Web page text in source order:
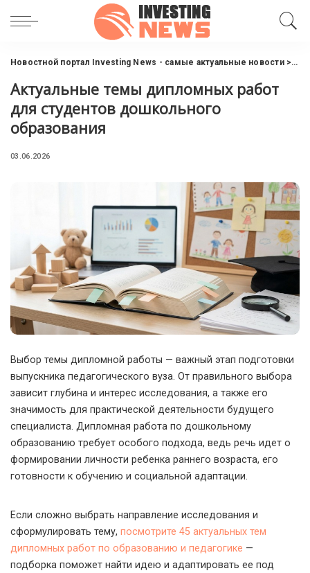
Новостной портал Investing News - самые актуальные новости>
Актуальные темы дипломных работ
для студентов дошкольного
образования
03.06.2026
Выбор темы дипломной работы — важный этап подготовки
выпускника педагогического вуза. От правильного выбора
зависит глубина и интерес исследования, а также его
значимость для практической деятельности будущего
специалиста. Дипломная работа по дошкольному
образованию требует особого подхода, ведь речь идет о
формировании личности ребенка раннего возраста, его
готовности к обучению и социальной адаптации.
Если сложно выбрать направление исследования и
сформулировать тему, посмотрите 45 актуальных тем
дипломных работ по образованию и педагогике —
подборка поможет найти идею и адаптировать ее под